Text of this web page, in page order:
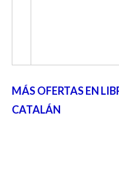
MÁS OFERTAS EN
CATALÁN